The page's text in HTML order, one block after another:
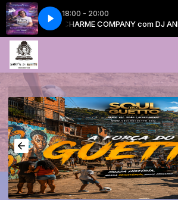
18:00 - 20:00
CHARME COMPANY com DJ ANE